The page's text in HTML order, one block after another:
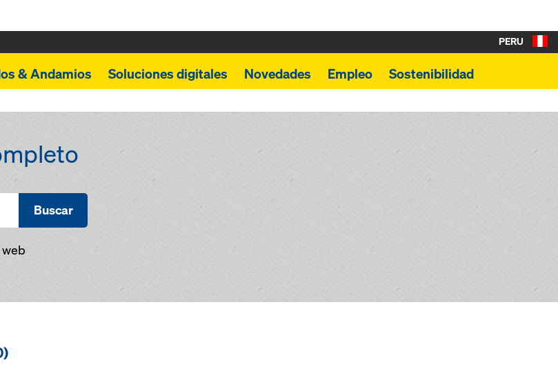
& Andamios Soluciones digitales Novedades Empleo Sostenibilidad
PERU
Buscar
)